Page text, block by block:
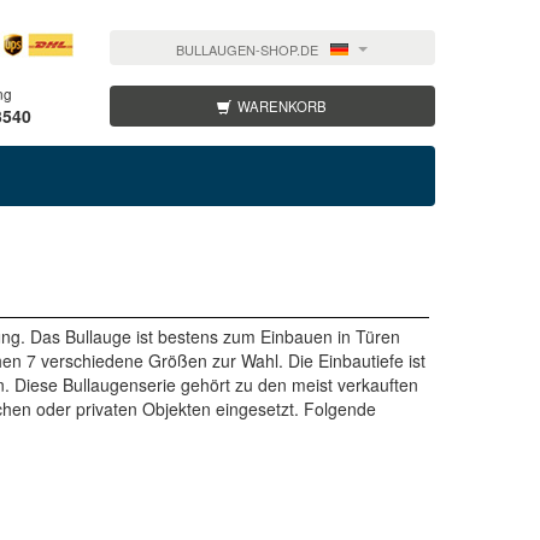
BULLAUGEN-SHOP.DE
WARENKORB
Das Bullauge ist bestens zum Einbauen in Türen
7 verschiedene Größen zur Wahl. Die Einbautiefe ist
Diese Bullaugenserie gehört zu den meist verkauften
oder privaten Objekten eingesetzt. Folgende